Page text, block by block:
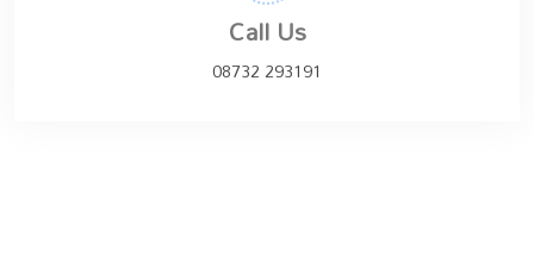
Call Us
08732 293191